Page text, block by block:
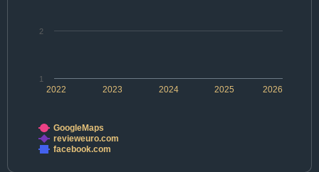
2022 2024 2026
2023 2025
1
2
GoogleMaps
revieweuro.com
facebook.com